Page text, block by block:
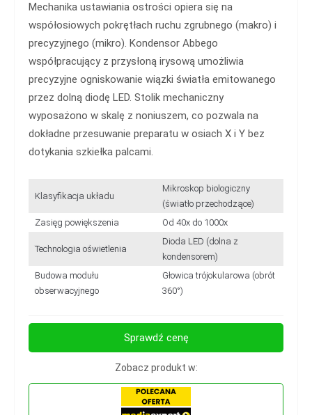
Mechanika ustawiania ostrości opiera się na
współosiowych pokrętłach ruchu zgrubnego (makro) i
precyzyjnego (mikro). Kondensor Abbego
współpracujący z przysłoną irysową umożliwia
precyzyjne ogniskowanie wiązki światła emitowanego
przez dolną diodę LED. Stolik mechaniczny
wyposażono w skalę z noniuszem, co pozwala na
dokładne przesuwanie preparatu w osiach X i Y bez
dotykania szkiełka palcami.
Klasyfikacja układu
Mikroskop biologiczny
(światło przechodzące)
Zasięg powiększenia
Od 40x do 1000x
Technologia oświetlenia
Dioda LED (dolna z
kondensorem)
Budowa modułu
obserwacyjnego
Głowica trójokularowa (obrót
360°)
Sprawdź cenę
Zobacz produkt w: